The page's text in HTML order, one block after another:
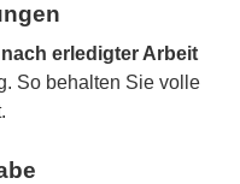
erledigter Arbeit
So behalten Sie volle